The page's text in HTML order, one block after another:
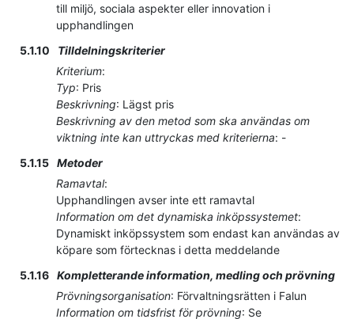
till miljö, sociala aspekter eller innovation i
upphandlingen
5.1.10
Tilldelningskriterier
Kriterium:
Typ: Pris
Beskrivning: Lägst pris
Beskrivning av den metod som ska användas om
viktning inte kan uttryckas med kriterierna: -
5.1.15 Metoder
Ramavtal:
Upphandlingen avser inte ett ramavtal
Information om det dynamiska inköpssystemet:
Dynamiskt inköpssystem som endast kan användas av
köpare som förtecknas i detta meddelande
5.1.16 Kompletterande information, medling och prövning
Prövningsorganisation: Förvaltningsrätten i Falun
Information om tidsfrist för prövning: Se